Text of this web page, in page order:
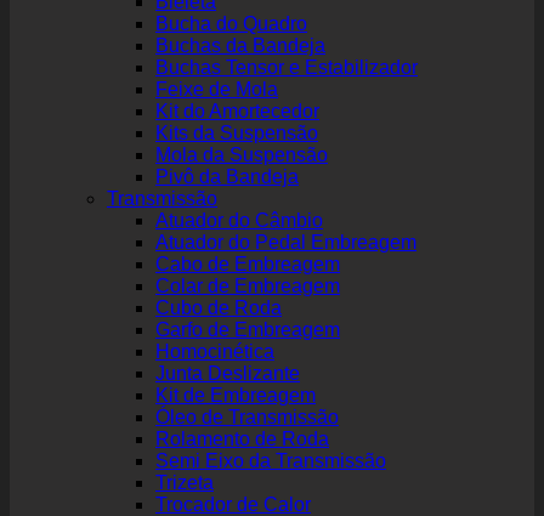
Bucha do Quadro
Buchas da Bandeja
Buchas Tensor e Estabilizador
Feixe de Mola
Kit do Amortecedor
Kits da Suspensão
Mola da Suspensão
Pivô da Bandeja
Transmissão
Atuador do Câmbio
Atuador do Pedal Embreagem
Cabo de Embreagem
Colar de Embreagem
Cubo de Roda
Garfo de Embreagem
Homocinética
Junta Deslizante
Kit de Embreagem
Óleo de Transmissão
Rolamento de Roda
Semi Eixo da Transmissão
Trizeta
Trocador de Calor